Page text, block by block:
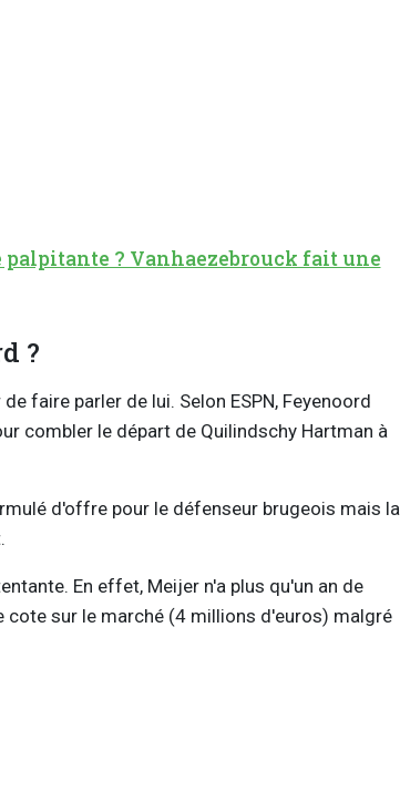
palpitante ? Vanhaezebrouck fait une
?
faire parler de lui. Selon ESPN, Feyenoord
combler le départ de Quilindschy Hartman à
d'offre pour le défenseur brugeois mais la
En effet, Meijer n'a plus qu'un an de
sur le marché (4 millions d'euros) malgré